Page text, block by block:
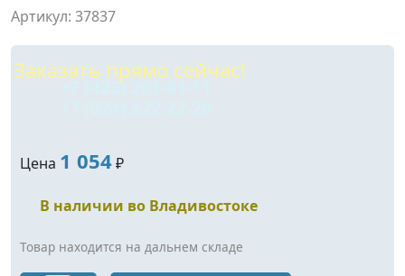
Артикул: 37837
Заказать прямо сейчас!
+7 (423) 201-81-11
Цена 1 054₽
В наличии во Владивостоке
Товар находится на дальнем складе